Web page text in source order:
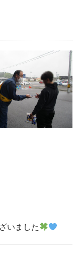
いました